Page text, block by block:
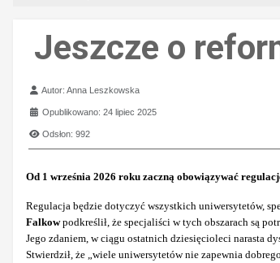
Jeszcze o
Szczegóły
Autor:Anna Leszkowska
Opublikowano: 24 lipiec 2025
Odsłon: 992
Od 1 września 2026 roku zaczną obowiązywać
Regulacja będzie dotyczyć wszystkich uniwersytetów,
Falkowpodkreślił, że specjaliści w tych obszarach są
Jego zdaniem, w ciągu ostatnich dziesięcioleci narasta
Stwierdził, że „wiele uniwersytetów nie zapewnia